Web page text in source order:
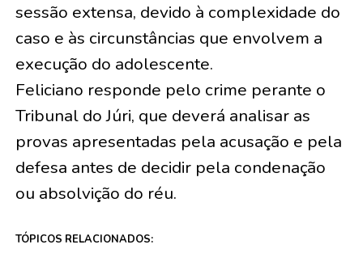
sessão extensa, devido à complexidade do
caso e às circunstâncias que envolvem a
execução do adolescente.
Feliciano responde pelo crime perante o
Tribunal do Júri, que deverá analisar as
provas apresentadas pela acusação e pela
defesa antes de decidir pela condenação
ou absolvição do réu.
TÓPICOS RELACIONADOS: